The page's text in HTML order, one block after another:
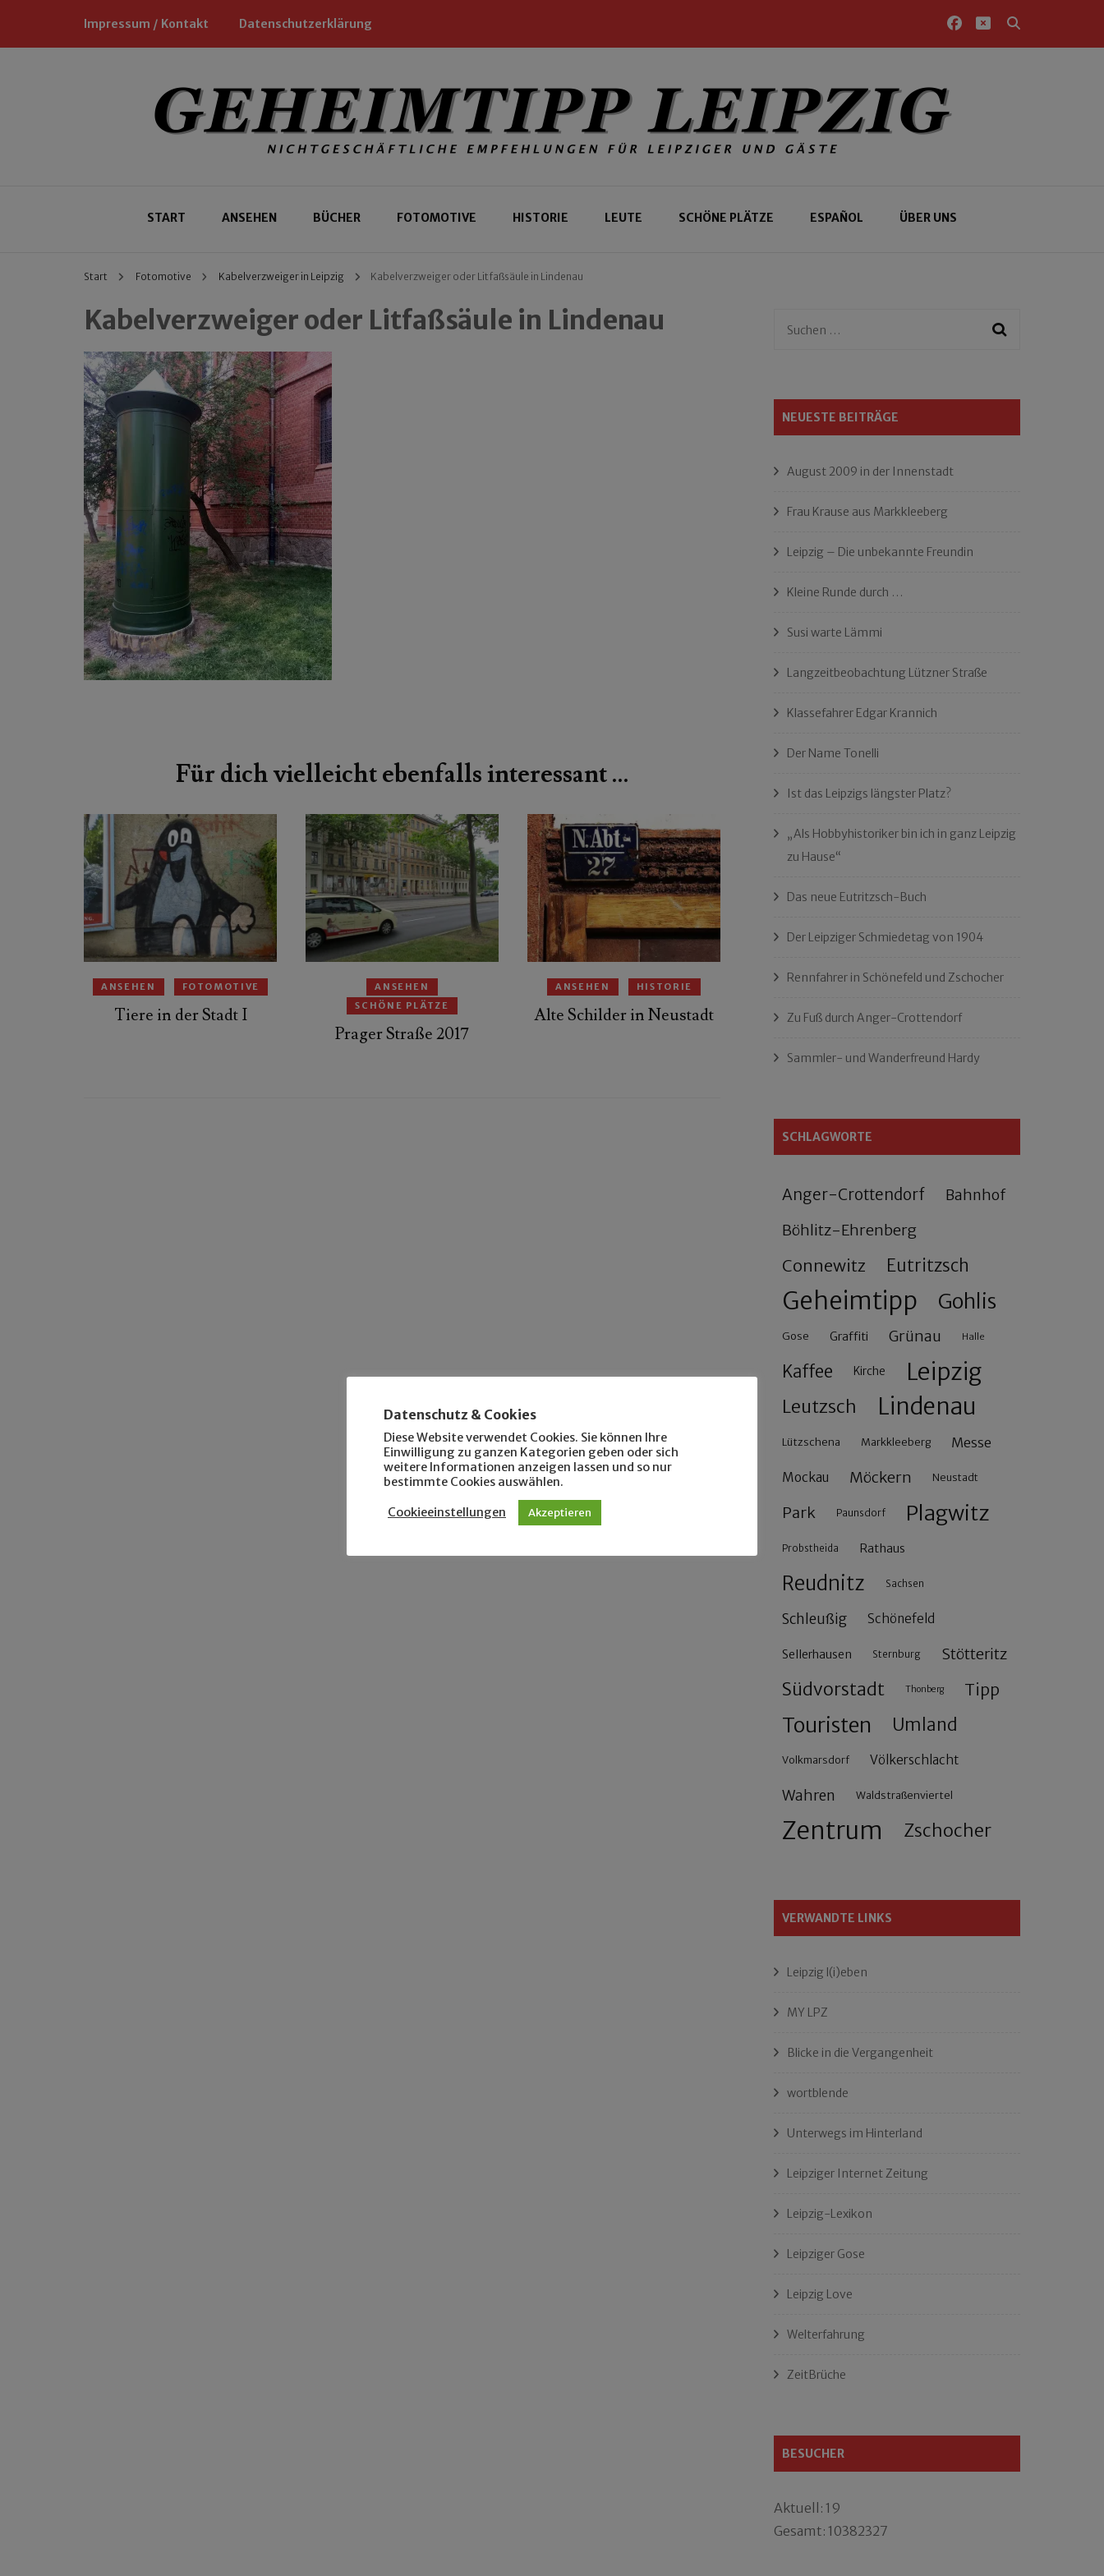
Impressum / Kontakt Datenschutzerklärung
Geheimtipp Leipzig
START ANSEHEN BÜCHER FOTOMOTIVE HISTORIE LEUTE SCHÖNE PLÄTZE ESPAÑOL ÜBER UNS
Start Fotomotive Kabelverzweiger in Leipzig Kabelverzweiger oder Litfaßsäule in Lindenau
Kabelverzweiger oder Litfaßsäule in Lindenau
Für dich vielleicht ebenfalls interessant …
ANSEHEN FOTOMOTIVE
Tiere in der Stadt I
ANSEHEN
SCHÖNE PLÄTZE
Prager Straße 2017
ANSEHEN HISTORIE
Alte Schilder in Neustadt
Suchen
NEUESTE BEITRÄGE
August 2009 in der Innenstadt
Frau Krause aus Markkleeberg
Leipzig – Die unbekannte Freundin
Kleine Runde durch …
Susi warte Lämmi
Langzeitbeobachtung Lützner Straße
Klassefahrer Edgar Krannich
Der Name Tonelli
Ist das Leipzigs längster Platz?
„Als Hobbyhistoriker bin ich in ganz Leipzig
zu Hause“
Das neue Eutritzsch-Buch
Der Leipziger Schmiedetag von 1904
Rennfahrer in Schönefeld und Zschocher
Zu Fuß durch Anger-Crottendorf
Sammler- und Wanderfreund Hardy
SCHLAGWORTE
Anger-Crottendorf Bahnhof
Böhlitz-Ehrenberg
Connewitz Eutritzsch
Geheimtipp Gohlis
Gose Graffiti Grünau Halle
Kaffee Kirche Leipzig
Leutzsch Lindenau
Lützschena Markkleeberg Messe
Mockau Möckern Neustadt
Park Paunsdorf Plagwitz
Probstheida Rathaus
Reudnitz Sachsen
Schleußig Schönefeld
Sellerhausen Sternburg Stötteritz
Südvorstadt Thonberg Tipp
Touristen Umland
Volkmarsdorf Völkerschlacht
Wahren Waldstraßenviertel
Zentrum Zschocher
VERWANDTE LINKS
Leipzig l(i)eben
MY LPZ
Blicke in die Vergangenheit
wortblende
Unterwegs im Hinterland
Leipziger Internet Zeitung
Leipzig-Lexikon
Leipziger Gose
Leipzig Love
Welterfahrung
ZeitBrüche
BESUCHER
Aktuell: 19
Gesamt: 10382327
Datenschutz & Cookies
Diese Website verwendet Cookies. Sie können Ihre
Einwilligung zu ganzen Kategorien geben oder sich
weitere Informationen anzeigen lassen und so nur
bestimmte Cookies auswählen.
Cookieeinstellungen Akzeptieren